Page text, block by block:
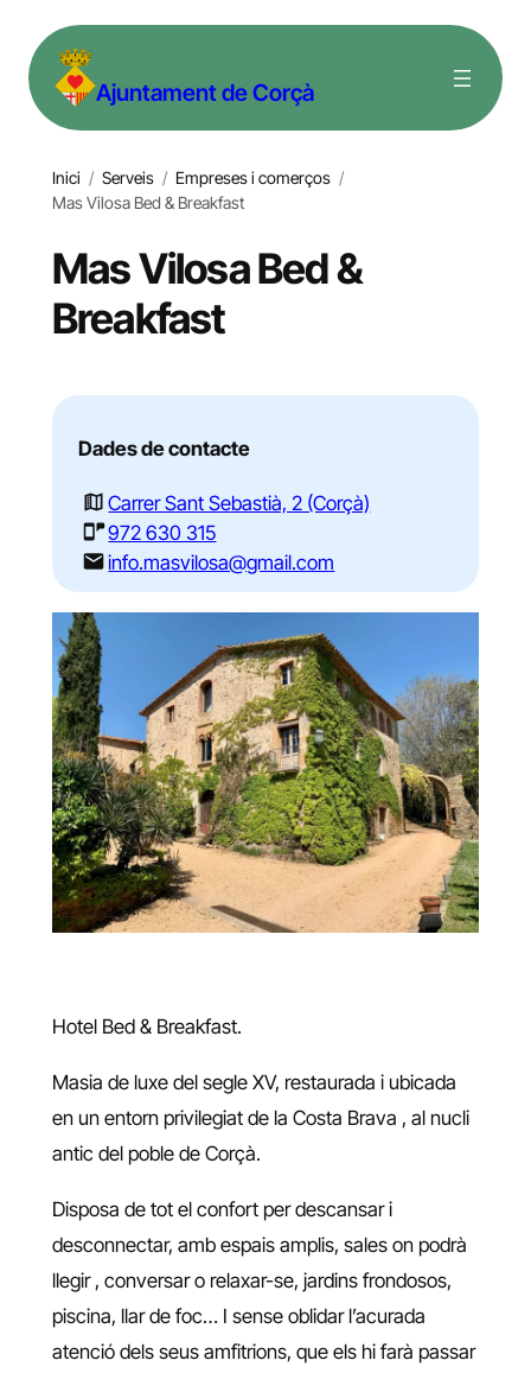
contingut Ajuntament de Corçà
Inici / Serveis / Empreses i comerços /
Mas Vilosa Bed & Breakfast
Mas Vilosa Bed &
Breakfast
Dades de contacte
Carrer Sant Sebastià, 2 (Corçà)
972 630 315
info.masvilosa@gmail.com
Hotel Bed & Breakfast.
Masia de luxe del segle XV, restaurada i ubicada
en un entorn privilegiat de la Costa Brava , al nucli
antic del poble de Corçà.
Disposa de tot el confort per descansar i
desconnectar, amb espais amplis, sales on podrà
llegir , conversar o relaxar-se, jardins frondosos,
piscina, llar de foc… I sense oblidar l’acurada
atenció dels seus amfitrions, que els hi farà passar